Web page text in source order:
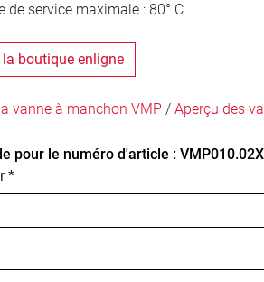
de service maximale : 80° C
la boutique enligne
vanne à manchon VMP/ Aperçu des
pour le numéro d'article :
*